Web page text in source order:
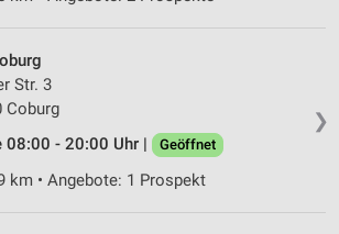
❯
Str. 3
Coburg
08:00 - 20:00 Uhr |
Geöffnet
km • Angebote: 1 Prospekt